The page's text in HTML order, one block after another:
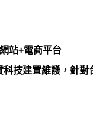
站+電商平台
科技建置維護，針